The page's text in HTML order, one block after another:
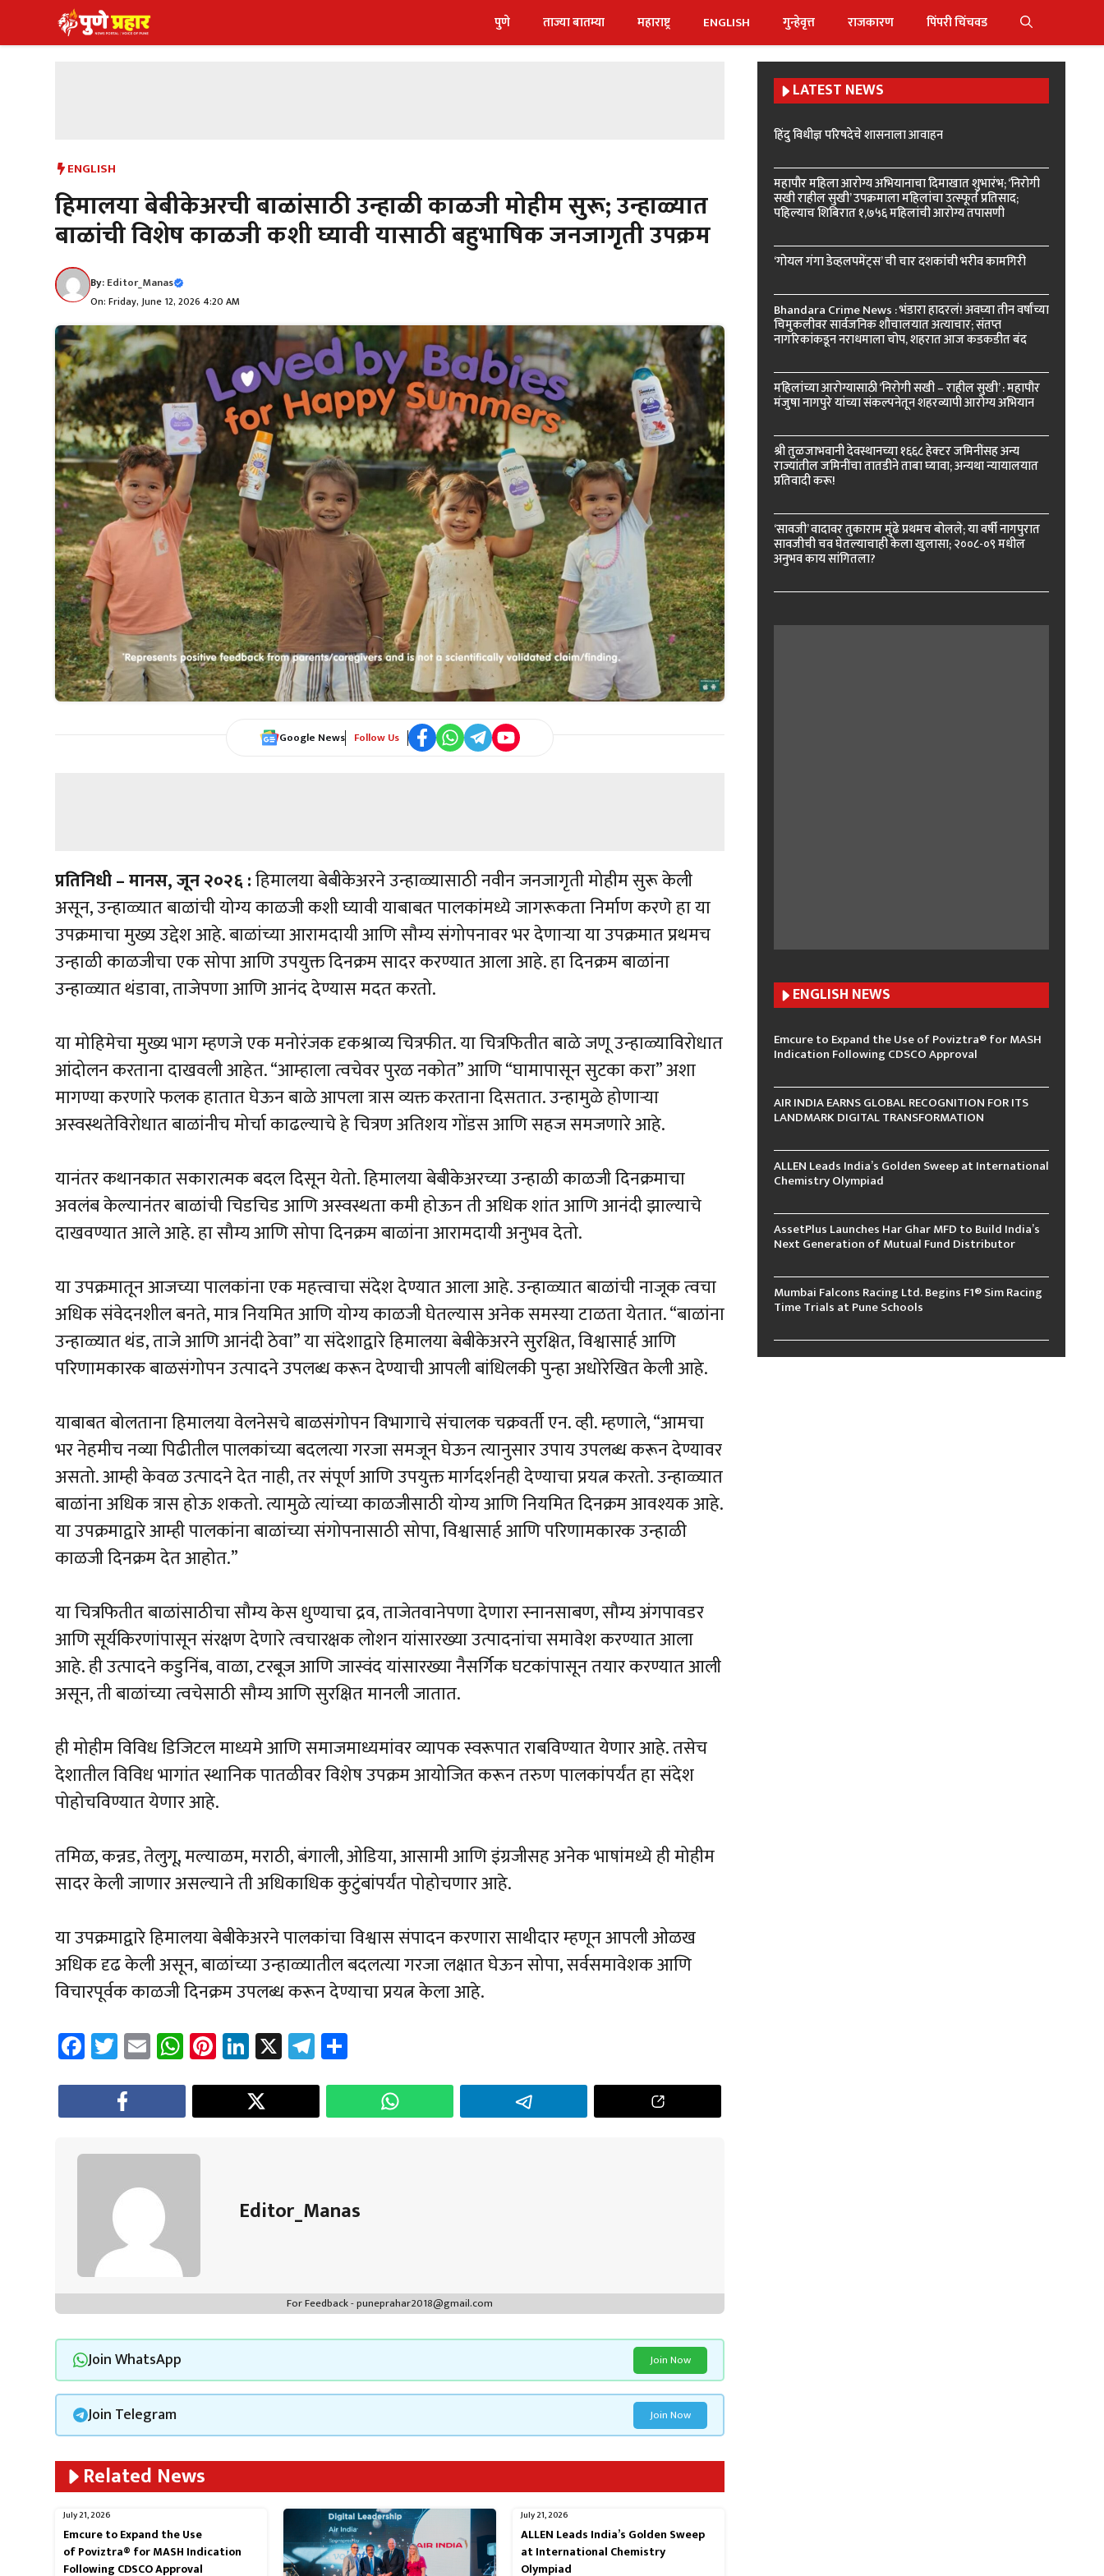
to
पुणे ताज्या बातम्या महाराष्ट्र ENGLISH गुन्हेवृत्त राजकारण पिंपरी चिंचवड
ENGLISH
हिमालया बेबीकेअरची बाळांसाठी उन्हाळी काळजी मोहीम सुरू; उन्हाळ्यात
बाळांची विशेष काळजी कशी घ्यावी यासाठी बहुभाषिक जनजागृती उपक्रम
By:Editor_Manas
On: Friday, June 12, 2026 4:20 AM
Google News Follow Us
प्रतिनिधी – मानस, जून २०२६ :हिमालया बेबीकेअरने उन्हाळ्यासाठी नवीन जनजागृती मोहीम सुरू केली
असून, उन्हाळ्यात बाळांची योग्य काळजी कशी घ्यावी याबाबत पालकांमध्ये जागरूकता निर्माण करणे हा या
उपक्रमाचा मुख्य उद्देश आहे. बाळांच्या आरामदायी आणि सौम्य संगोपनावर भर देणाऱ्या या उपक्रमात प्रथमच
उन्हाळी काळजीचा एक सोपा आणि उपयुक्त दिनक्रम सादर करण्यात आला आहे. हा दिनक्रम बाळांना
उन्हाळ्यात थंडावा, ताजेपणा आणि आनंद देण्यास मदत करतो.
या मोहिमेचा मुख्य भाग म्हणजे एक मनोरंजक दृकश्राव्य चित्रफीत. या चित्रफितीत बाळे जणू उन्हाळ्याविरोधात
आंदोलन करताना दाखवली आहेत. “आम्हाला त्वचेवर पुरळ नकोत” आणि “घामापासून सुटका करा” अशा
मागण्या करणारे फलक हातात घेऊन बाळे आपला त्रास व्यक्त करताना दिसतात. उन्हामुळे होणाऱ्या
अस्वस्थतेविरोधात बाळांनीच मोर्चा काढल्याचे हे चित्रण अतिशय गोंडस आणि सहज समजणारे आहे.
यानंतर कथानकात सकारात्मक बदल दिसून येतो. हिमालया बेबीकेअरच्या उन्हाळी काळजी दिनक्रमाचा
अवलंब केल्यानंतर बाळांची चिडचिड आणि अस्वस्थता कमी होऊन ती अधिक शांत आणि आनंदी झाल्याचे
दाखवण्यात आले आहे. हा सौम्य आणि सोपा दिनक्रम बाळांना आरामदायी अनुभव देतो.
या उपक्रमातून आजच्या पालकांना एक महत्त्वाचा संदेश देण्यात आला आहे. उन्हाळ्यात बाळांची नाजूक त्वचा
अधिक संवेदनशील बनते, मात्र नियमित आणि योग्य काळजी घेतल्यास अनेक समस्या टाळता येतात. “बाळांना
उन्हाळ्यात थंड, ताजे आणि आनंदी ठेवा” या संदेशाद्वारे हिमालया बेबीकेअरने सुरक्षित, विश्वासार्ह आणि
परिणामकारक बाळसंगोपन उत्पादने उपलब्ध करून देण्याची आपली बांधिलकी पुन्हा अधोरेखित केली आहे.
याबाबत बोलताना हिमालया वेलनेसचे बाळसंगोपन विभागाचे संचालक चक्रवर्ती एन. व्ही. म्हणाले, “आमचा
भर नेहमीच नव्या पिढीतील पालकांच्या बदलत्या गरजा समजून घेऊन त्यानुसार उपाय उपलब्ध करून देण्यावर
असतो. आम्ही केवळ उत्पादने देत नाही, तर संपूर्ण आणि उपयुक्त मार्गदर्शनही देण्याचा प्रयत्न करतो. उन्हाळ्यात
बाळांना अधिक त्रास होऊ शकतो. त्यामुळे त्यांच्या काळजीसाठी योग्य आणि नियमित दिनक्रम आवश्यक आहे.
या उपक्रमाद्वारे आम्ही पालकांना बाळांच्या संगोपनासाठी सोपा, विश्वासार्ह आणि परिणामकारक उन्हाळी
काळजी दिनक्रम देत आहोत.”
या चित्रफितीत बाळांसाठीचा सौम्य केस धुण्याचा द्रव, ताजेतवानेपणा देणारा स्नानसाबण, सौम्य अंगपावडर
आणि सूर्यकिरणांपासून संरक्षण देणारे त्वचारक्षक लोशन यांसारख्या उत्पादनांचा समावेश करण्यात आला
आहे. ही उत्पादने कडुनिंब, वाळा, टरबूज आणि जास्वंद यांसारख्या नैसर्गिक घटकांपासून तयार करण्यात आली
असून, ती बाळांच्या त्वचेसाठी सौम्य आणि सुरक्षित मानली जातात.
ही मोहीम विविध डिजिटल माध्यमे आणि समाजमाध्यमांवर व्यापक स्वरूपात राबविण्यात येणार आहे. तसेच
देशातील विविध भागांत स्थानिक पातळीवर विशेष उपक्रम आयोजित करून तरुण पालकांपर्यंत हा संदेश
पोहोचविण्यात येणार आहे.
तमिळ, कन्नड, तेलुगू, मल्याळम, मराठी, बंगाली, ओडिया, आसामी आणि इंग्रजीसह अनेक भाषांमध्ये ही मोहीम
सादर केली जाणार असल्याने ती अधिकाधिक कुटुंबांपर्यंत पोहोचणार आहे.
या उपक्रमाद्वारे हिमालया बेबीकेअरने पालकांचा विश्वास संपादन करणारा साथीदार म्हणून आपली ओळख
अधिक दृढ केली असून, बाळांच्या उन्हाळ्यातील बदलत्या गरजा लक्षात घेऊन सोपा, सर्वसमावेशक आणि
विचारपूर्वक काळजी दिनक्रम उपलब्ध करून देण्याचा प्रयत्न केला आहे.
Fa
ce
b
o
ok
T
wi
tt
er
E
m
ail
W
h
at
sA
p
Pi
nt
er
es
Li
nk
e
dI
X Te
le
gr
a
e
Editor_Manas
For Feedback - puneprahar2018@gmail.com
Join WhatsApp Join Now
Join Telegram Join Now
Related News
July 21, 2026
Emcure to Expand the Use
of Poviztra® for MASH Indication
Following CDSCO Approval
July 21, 2026
ALLEN Leads India’s Golden Sweep
at International Chemistry
Olympiad
LATEST NEWS
हिंदु विधीज्ञ परिषदेचे शासनाला आवाहन
महापौर महिला आरोग्य अभियानाचा दिमाखात शुभारंभ; ‘निरोगी
सखी राहील सुखी’ उपक्रमाला महिलांचा उत्स्फूर्त प्रतिसाद;
पहिल्याच शिबिरात १,७५६ महिलांची आरोग्य तपासणी
‘गोयल गंगा डेव्हलपमेंट्स’ ची चार दशकांची भरीव कामगिरी
Bhandara Crime News : भंडारा हादरलं! अवघ्या तीन वर्षांच्या
चिमुकलीवर सार्वजनिक शौचालयात अत्याचार; संतप्त
नागरिकांकडून नराधमाला चोप, शहरात आज कडकडीत बंद
महिलांच्या आरोग्यासाठी ‘निरोगी सखी – राहील सुखी’ : महापौर
मंजुषा नागपुरे यांच्या संकल्पनेतून शहरव्यापी आरोग्य अभियान
श्री तुळजाभवानी देवस्थानच्या १६६८ हेक्टर जमिनींसह अन्य
राज्यांतील जमिनींचा तातडीने ताबा घ्यावा; अन्यथा न्यायालयात
प्रतिवादी करू!
‘सावजी’ वादावर तुकाराम मुंढे प्रथमच बोलले; या वर्षी नागपुरात
सावजीची चव घेतल्याचाही केला खुलासा; २००८-०९ मधील
अनुभव काय सांगितला?
ENGLISH NEWS
Emcure to Expand the Use of Poviztra® for MASH
Indication Following CDSCO Approval
AIR INDIA EARNS GLOBAL RECOGNITION FOR ITS
LANDMARK DIGITAL TRANSFORMATION
ALLEN Leads India’s Golden Sweep at International
Chemistry Olympiad
AssetPlus Launches Har Ghar MFD to Build India’s
Next Generation of Mutual Fund Distributor
Mumbai Falcons Racing Ltd. Begins F1® Sim Racing
Time Trials at Pune Schools